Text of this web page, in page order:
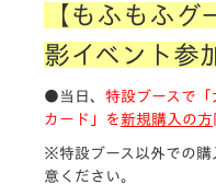
【もふもふ
影イベント参
●当日、 特設ブースで
カード」を新規購入の方
※特設ブース以外での購
意ください。